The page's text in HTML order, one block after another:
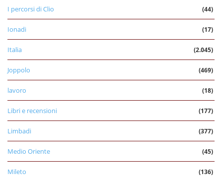
I percorsi di Clio (44)
Ionadi (17)
Italia (2.045)
Joppolo (469)
lavoro (18)
Libri e recensioni (177)
Limbadi (377)
Medio Oriente (45)
Mileto (136)